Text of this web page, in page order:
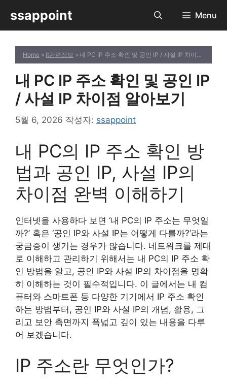
츠
ssappoint Menu
Home » it관련정보 » 내 PC IP 주소 확인 및 공인 IP / 사설 IP 차이점 알아보기
내 PC IP 주소 확인 및 공인 IP
/ 사설 IP 차이점 알아보기
5월 6, 2026 작성자: ssappoint
내 PC의 IP 주소 확인 방
법과 공인 IP, 사설 IP의
차이점 완벽 이해하기
인터넷을 사용하다 보면 ‘내 PC의 IP 주소는 무엇일
까?’ 혹은 ‘공인 IP와 사설 IP는 어떻게 다를까?’라는
궁금증이 생기는 경우가 많습니다. 네트워크를 제대
로 이해하고 관리하기 위해서는 내 PC의 IP 주소 확
인 방법을 알고, 공인 IP와 사설 IP의 차이점을 명확
히 이해하는 것이 필수적입니다. 이 글에서는 내 컴
퓨터와 스마트폰 등 다양한 기기에서 IP 주소 확인
하는 방법부터, 공인 IP와 사설 IP의 개념, 활용, 그
리고 보안 측면까지 폭넓고 깊이 있는 내용을 다루
어 보겠습니다.
IP 주소란 무엇인가?